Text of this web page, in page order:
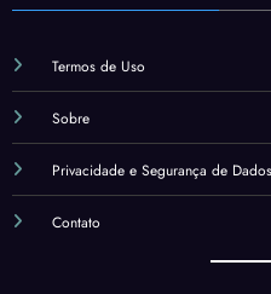
Termos de Uso
Sobre
Privacidade e Segurança de Dados
Contato